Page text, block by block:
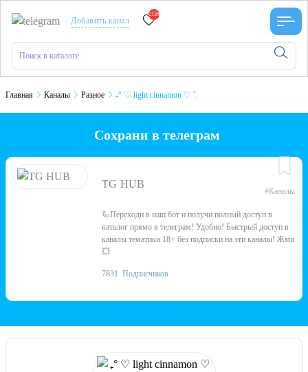
Добавить канал
2136
Главная Каналы Разное ₊° ♡ light cinnamon ♡ ˚.
Сохрани в телеграм
TG HUB
#Каналы
🦾Переходи в наш бот и получи полный доступ в
каталог прямо в телеграм! Удобно! Быстрый доступ в
каналы тематики 18+ без подписки на эти каналы! Жми
💥
7831 Подписчиков